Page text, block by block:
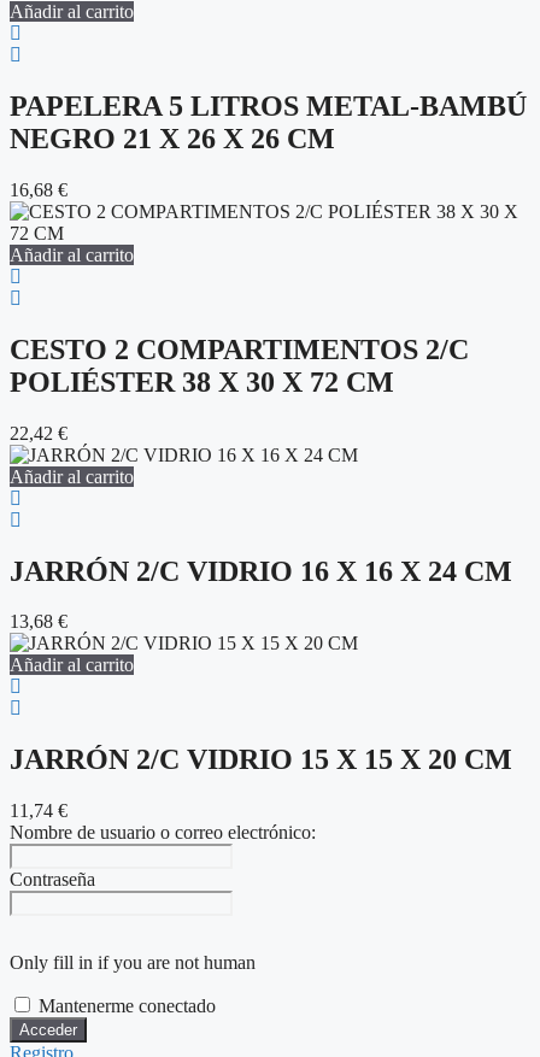
Añadir al carrito
PAPELERA 5 LITROS METAL-BAMBÚ
NEGRO 21 X 26 X 26 CM
16,68 €
Añadir al carrito
CESTO 2 COMPARTIMENTOS 2/C
POLIÉSTER 38 X 30 X 72 CM
22,42 €
Añadir al carrito
JARRÓN 2/C VIDRIO 16 X 16 X 24 CM
13,68 €
Añadir al carrito
JARRÓN 2/C VIDRIO 15 X 15 X 20 CM
11,74 €
Nombre de usuario o correo electrónico:
Contraseña
Only fill in if you are not human
Mantenerme conectado